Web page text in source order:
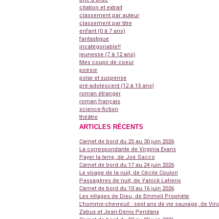
citation et extrait
classement par auteur
classement par titre
enfant (0 à 7 ans)
fantastique
incatégoriable!!
jeunesse (7 à 12 ans)
Mes coups de coeur
poésie
polar et suspense
pré-adolescent (12 à 15 ans)
roman étranger
roman français
science-fiction
théâtre
ARTICLES RÉCENTS
Carnet de bord du 25 au 30 juin 2026
La correspondante de Virginia Evans
Payer la terre, de Joe Sacco
Carnet de bord du 17 au 24 juin 2026
Le visage de la nuit, de Cécile Coulon
Passagères de nuit, de Yanick Lahens
Carnet de bord du 10 au 16 juin 2026
Les villages de Dieu, de Emmeli Prophète
L'homme-chevreuil : sept ans de vie sauvage, de
Zabus et Jean-Denis Pendanx